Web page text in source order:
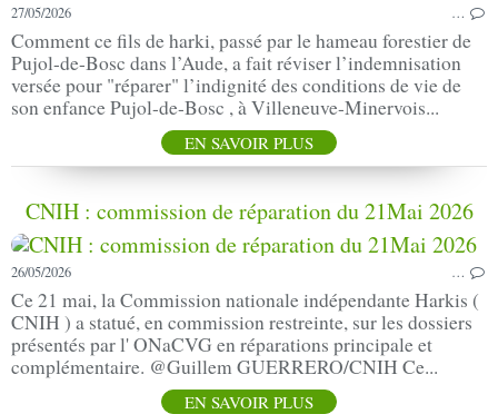
27/05/2026 …
Comment ce fils de harki, passé par le hameau forestier de
Pujol-de-Bosc dans l’Aude, a fait réviser l’indemnisation
versée pour "réparer" l’indignité des conditions de vie de
son enfance Pujol-de-Bosc , à Villeneuve-Minervois...
EN SAVOIR PLUS
CNIH : commission de réparation du 21Mai 2026
26/05/2026 …
Ce 21 mai, la Commission nationale indépendante Harkis (
CNIH ) a statué, en commission restreinte, sur les dossiers
présentés par l' ONaCVG en réparations principale et
complémentaire. @Guillem GUERRERO/CNIH Ce...
EN SAVOIR PLUS